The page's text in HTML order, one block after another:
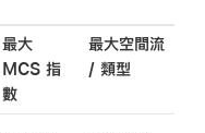
最大
MCS 指
數
最大空間流
/ 類型